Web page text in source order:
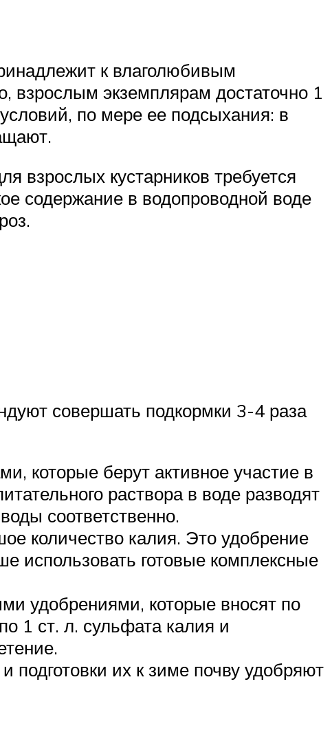
к влаголюбивым
взрослым экземплярам достаточно 1
по мере ее подсыхания: в
взрослых кустарников требуется
содержание в водопроводной воде
совершать подкормки 3-4 раза
которые берут активное участие в
раствора в воде разводят
соответственно.
количество калия. Это удобрение
использовать готовые комплексные
удобрениями, которые вносят по
1 ст. л. сульфата калия и
подготовки их к зиме почву удобряют